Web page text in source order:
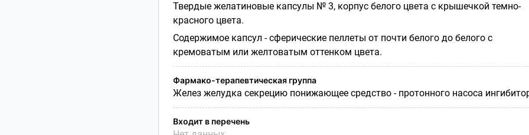
Твердые желатиновые капсулы № 3, корпус белого цвета с крышечкой темно-
красного цвета.
Содержимое капсул - сферические пеллеты от почти белого до белого с
кремоватым или желтоватым оттенком цвета.
Фармако-терапевтическая группа
Желез желудка секрецию понижающее средство - протонного насоса
Входит в перечень